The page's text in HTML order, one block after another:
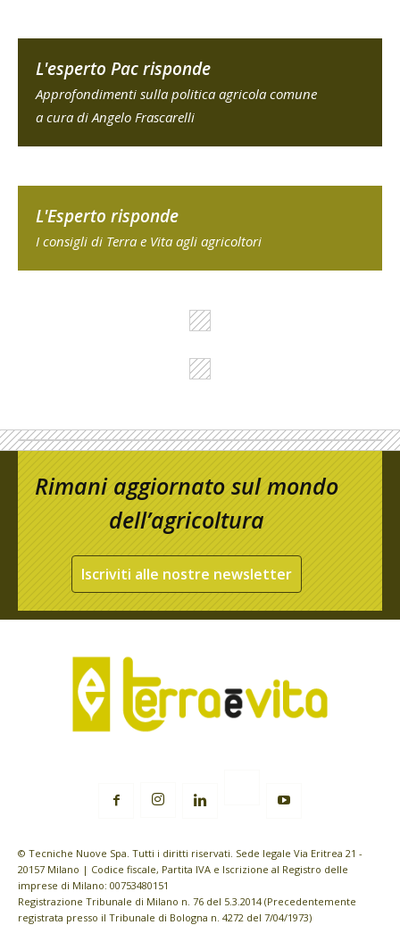
L'esperto Pac risponde
Approfondimenti sulla politica agricola comune
a cura di Angelo Frascarelli
L'Esperto risponde
I consigli di Terra e Vita agli agricoltori
Rimani aggiornato sul mondo
dell’agricoltura
Iscriviti alle nostre newsletter
© Tecniche Nuove Spa. Tutti i diritti riservati. Sede legale Via Eritrea 21 -
20157 Milano | Codice fiscale, Partita IVA e Iscrizione al Registro delle
imprese di Milano: 00753480151
Registrazione Tribunale di Milano n. 76 del 5.3.2014 (Precedentemente
registrata presso il Tribunale di Bologna n. 4272 del 7/04/1973)